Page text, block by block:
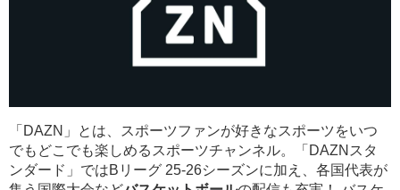
「DAZN」とは、スポーツファンが好きなスポーツをいつ
でもどこでも楽しめるスポーツチャンネル。「DAZNスタ
ンダード」ではBリーグ 25-26シーズンに加え、各国代表が